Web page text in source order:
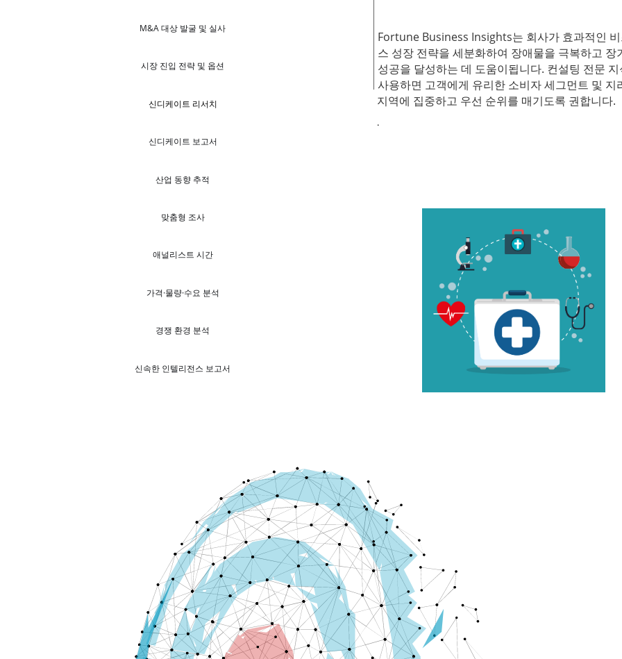
M&A 대상 발굴 및 실사
시장 진입 전략 및 옵션
신디케이트 리서치
신디케이트 보고서
산업 동향 추적
맞춤형 조사
애널리스트 시간
가격·물량·수요 분석
경쟁 환경 분석
신속한 인텔리전스 보고서
Fortune Business Insights는 회사가 효과적인 비
스 성장 전략을 세분화하여 장애물을 극복하고 장
성공을 달성하는 데 도움이됩니다. 컨설팅 전문 지
사용하면 고객에게 유리한 소비자 세그먼트 및 지
지역에 집중하고 우선 순위를 매기도록 권합니다.
.